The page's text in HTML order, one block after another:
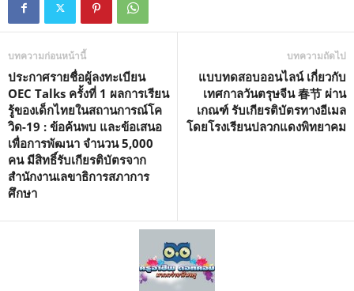
บทความก่อนหน้านี้
ประกาศรายชื่อผู้ลงทะเบียน
OEC Talks ครั้งที่ 1 ผลการเรียน
รู้ของเด็กไทยในสถานการณ์โค
วิด-19 : ข้อค้นพบ และข้อเสนอ
เพื่อการพัฒนา จำนวน 5,000
คน มีสิทธิ์รับเกียรติบัตรจาก
สำนักงานเลขาธิการสภาการ
ศึกษา
บทความถัดไป
แบบทดสอบออนไลน์ เกี่ยวกับ
เทศกาลวันตรุษจีน 春节 ผ่าน
เกณฑ์ รับเกียรติบัตรทางอีเมล
โดยโรงเรียนปลวกแดงพิทยาคม